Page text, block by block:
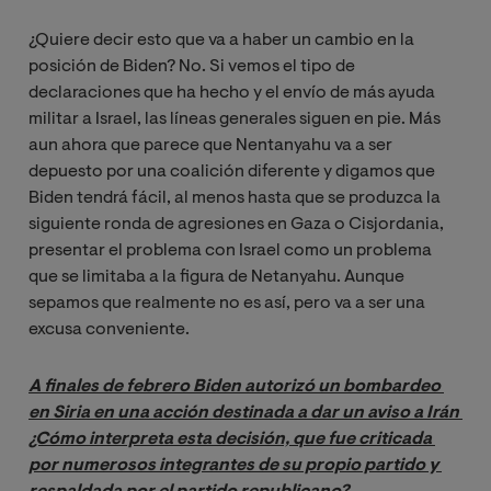
¿Quiere decir esto que va a haber un cambio en la
posición de Biden? No. Si vemos el tipo de
declaraciones que ha hecho y el envío de más ayuda
militar a Israel, las líneas generales siguen en pie. Más
aun ahora que parece que Nentanyahu va a ser
depuesto por una coalición diferente y digamos que
Biden tendrá fácil, al menos hasta que se produzca la
siguiente ronda de agresiones en Gaza o Cisjordania,
presentar el problema con Israel como un problema
que se limitaba a la figura de Netanyahu. Aunque
sepamos que realmente no es así, pero va a ser una
excusa conveniente.
A finales de febrero Biden autorizó un bombardeo
en Siria en una acción destinada a dar un aviso a Irán
¿Cómo interpreta esta decisión, que fue criticada
por numerosos integrantes de su propio partido y